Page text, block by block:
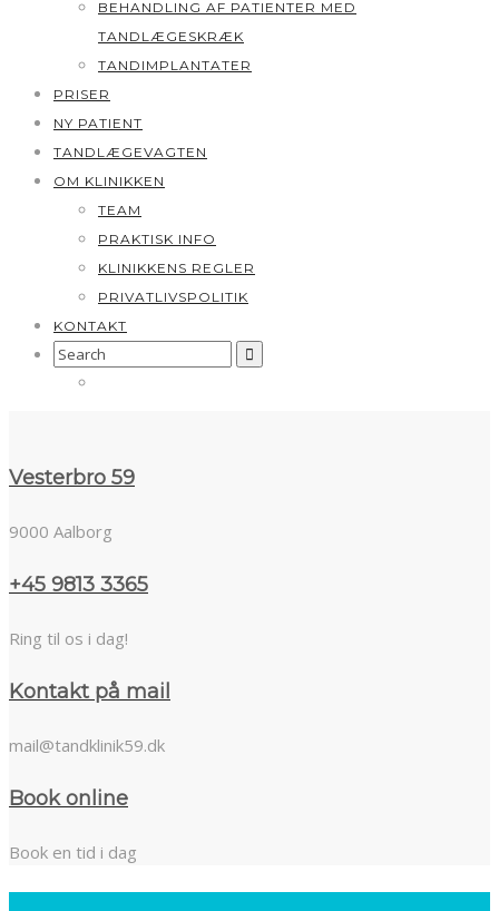
BEHANDLING AF PATIENTER MED
TANDLÆGESKRÆK
TANDIMPLANTATER
PRISER
NY PATIENT
TANDLÆGEVAGTEN
OM KLINIKKEN
TEAM
PRAKTISK INFO
KLINIKKENS REGLER
PRIVATLIVSPOLITIK
KONTAKT
Search
Vesterbro 59
9000 Aalborg
+45 9813 3365
Ring til os i dag!
Kontakt på mail
mail@tandklinik59.dk
Book online
Book en tid i dag